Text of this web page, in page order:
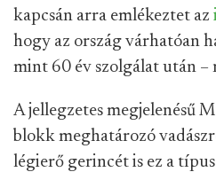
kapcsán arra emlékeztet az
hogy az ország várhatóan
mint 60 év szolgálat után –
A jellegzetes megjelenésű
blokk meghatározó
légierő gerincét is ez a